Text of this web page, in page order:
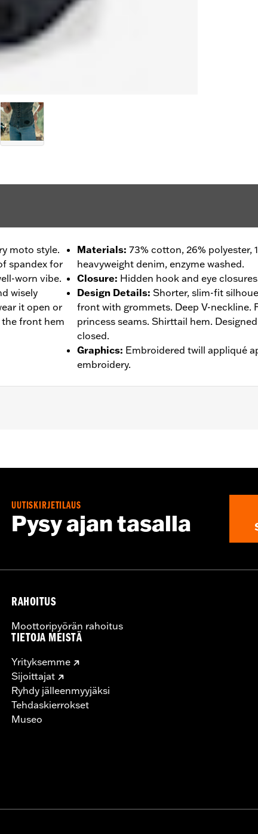
moto style.
spandex for
worn vibe.
wisely
it open or
front hem
Materials: 73% cotton, 26% polyester,
heavyweight denim, enzyme washed.
Closure: Hidden hook and eye
Design Details: Shorter, slim-fit
front with grommets. Deep V-neckline.
princess seams. Shirttail hem.
closed.
Graphics: Embroidered twill appliqué
embroidery.
UUTISKIRJETILAUS
Pysy ajan tasalla
RAHOITUS
Moottoripyörän rahoitus
TIETOJA MEISTÄ
Yrityksemme
Sijoittajat
Ryhdy jälleenmyyjäksi
Tehdaskierrokset
Museo